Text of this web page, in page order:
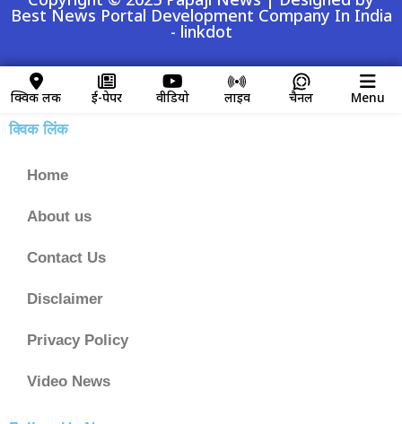
Best News Portal Development Company In India
- linkdot
क्विक लिंक ई-पेपर वीडियो लाइव चैनल
Menu
क्विक लिंक
Home
About us
Contact Us
Disclaimer
Privacy Policy
Video News